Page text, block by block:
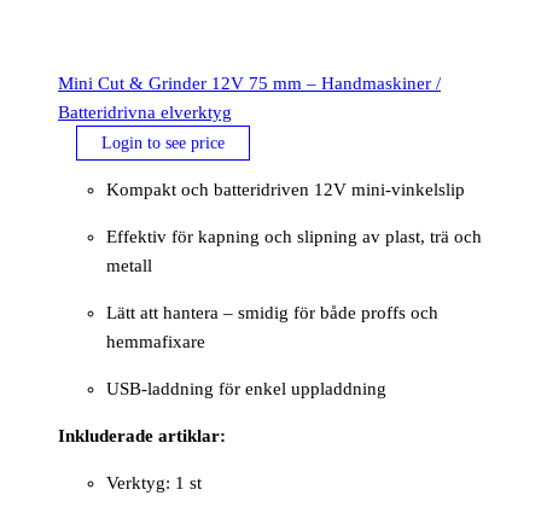
Mini Cut & Grinder 12V 75 mm – Handmaskiner /
Batteridrivna elverktyg
Login to see price
Kompakt och batteridriven 12V mini-vinkelslip
Effektiv för kapning och slipning av plast, trä och
metall
Lätt att hantera – smidig för både proffs och
hemmafixare
USB-laddning för enkel uppladdning
Inkluderade artiklar:
Verktyg: 1 st